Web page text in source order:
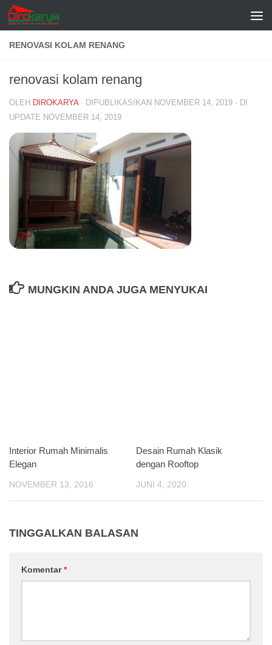
Skip to content
RENOVASI KOLAM RENANG
renovasi kolam renang
OLEH DIROKARYA · DIPUBLIKASIKAN NOVEMBER 14, 2019 · DI
UPDATE NOVEMBER 14, 2019
MUNGKIN ANDA JUGA MENYUKAI
Interior Rumah Minimalis
Elegan
NOVEMBER 13, 2016
Desain Rumah Klasik
dengan Rooftop
JUNI 4, 2020
TINGGALKAN BALASAN
Komentar*